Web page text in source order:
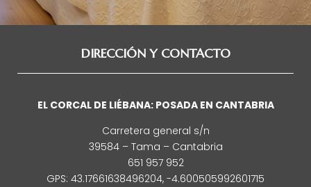
DIRECCIÓN Y CONTACTO
EL CORCAL DE LIÉBANA: POSADA EN CANTABRIA
Carretera general s/n
39584 – Tama – Cantabria
651 957 952
GPS: 43.17661638496204, -4.600505992601715